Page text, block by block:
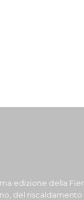
edizione della
del riscaldamento